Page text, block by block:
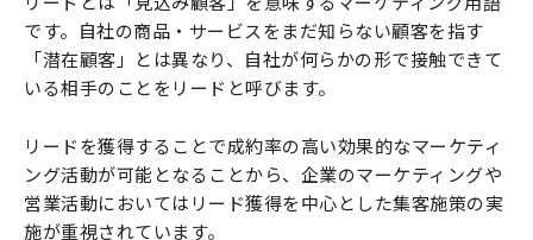
です。自社の商品・サービスをまだ知らない顧客を指す
「潜在顧客」とは異なり、自社が何らかの形で接触できて
いる相手のことをリードと呼びます。
リードを獲得することで成約率の高い効果的なマーケティ
ング活動が可能となることから、企業のマーケティングや
営業活動においてはリード獲得を中心とした集客施策の実
施が重視されています。